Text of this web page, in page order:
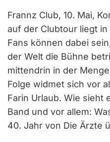
Frannz Club, 10. Mai,
auf der Clubtour liegt
Fans können dabei
der Welt die Bühne
mittendrin in der
Folge widmet sich vor
Farin Urlaub. Wie sieht
Band und vor allem:
40. Jahr von Die Ärzte